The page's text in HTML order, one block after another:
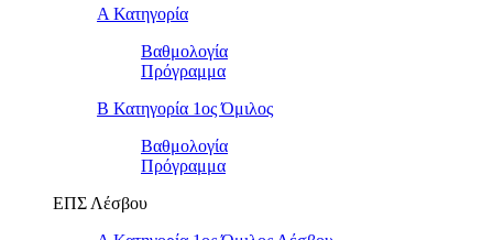
Α Κατηγορία
Βαθμολογία
Πρόγραμμα
Β Κατηγορία 1ος Όμιλος
Βαθμολογία
Πρόγραμμα
ΕΠΣ Λέσβου